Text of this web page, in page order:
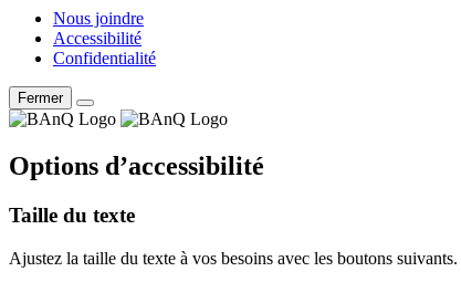
Nous joindre
Accessibilité
Confidentialité
Fermer
Options d’accessibilité
Taille du texte
Ajustez la taille du texte à vos besoins avec les boutons suivants.